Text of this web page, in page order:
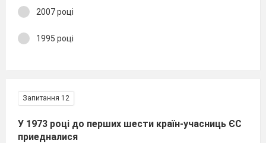
2007 році
1995 році
Запитання 12
У 1973 році до перших шести країн-учасниць ЄС
приедналися